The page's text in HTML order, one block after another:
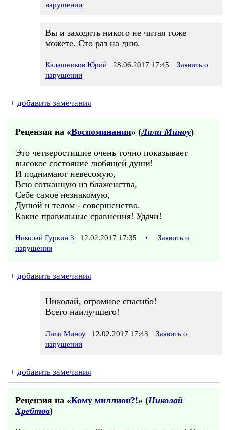
нарушении
Вы и заходить никого не читая тоже
можете. Сто раз на дню.
Калашников Юрий 28.06.2017 17:45
Заявить о
нарушении
+ добавить замечания
Рецензия на «Воспоминания» (Лили Миноу)
Это четверостишие очень точно показывает
высокое состояние любящей души!
И поднимают невесомую,
Всю сотканную из блаженства,
Себе самое незнакомую,
Душой и телом - совершенство.
Какие правильные сравнения! Удачи!
Николай Гуркин 3 12.02.2017 17:35 •
Заявить о
нарушении
+ добавить замечания
Николай, огромное спасибо!
Всего наилучшего!
Лили Миноу 12.02.2017 17:43
Заявить о
нарушении
+ добавить замечания
Рецензия на «Кому миллион?!» (Николай
Хребтов)